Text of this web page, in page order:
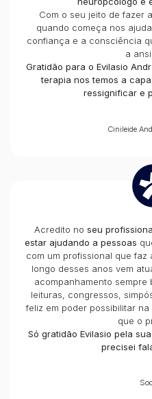
Com o seu jeito de fazer
quando começa nos
confiança e a consciência
a
Gratidão para o Evilasio
terapia nos temos a
ressignificar e
Cinileide
Acredito no seu
estar ajudando a pessoas
com um profissional que
longo desses anos vem
acompanhamento sempre
leituras, congressos,
feliz em poder possibilitar
que o
Só gratidão Evilasio pela
precisei